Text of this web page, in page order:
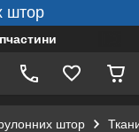
штор
штор